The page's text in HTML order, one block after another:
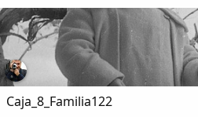
Caja_8_Familia122